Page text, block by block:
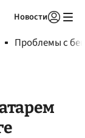
Новости
Проблемы с